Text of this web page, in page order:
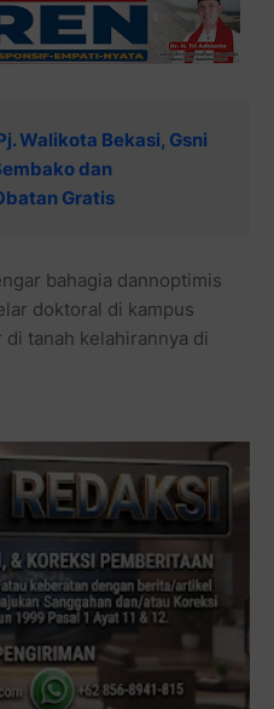
Walikota Bekasi, Gsni
dan
Gratis
bahagia dannoptimis
doktoral di kampus
tanah kelahirannya di